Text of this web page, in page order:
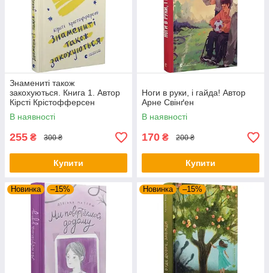
Знамениті також
закохуються. Книга 1. Автор
Кірсті Крістофферсен
В наявності
255 ₴ 300 ₴
Купити
Ноги в руки, і гайда! Автор
Арне Свінґен
В наявності
170 ₴ 200 ₴
Купити
Новинка –15% Новинка –15%